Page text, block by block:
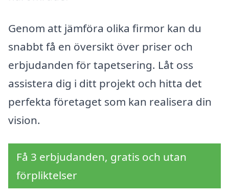
Genom att jämföra olika firmor kan du
snabbt få en översikt över priser och
erbjudanden för tapetsering. Låt oss
assistera dig i ditt projekt och hitta det
perfekta företaget som kan realisera din
vision.
Få 3 erbjudanden, gratis och utan
förpliktelser